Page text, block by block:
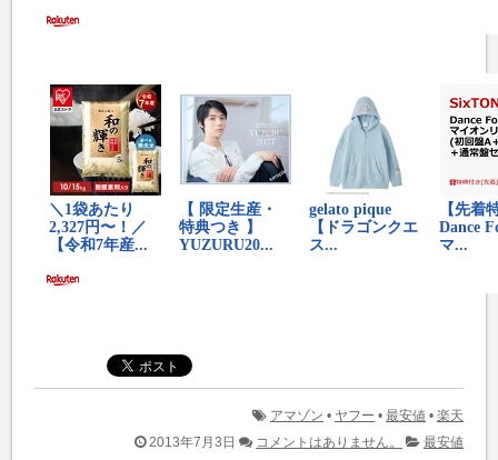
アマゾン • ヤフー • 最安値 • 楽天
2013年7月3日
コメントはありません。 最安値